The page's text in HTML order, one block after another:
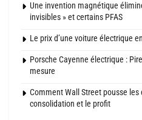
Une invention magnétique
invisibles » et certains PFAS
Le prix d’une voiture électrique
Porsche Cayenne électrique :
mesure
Comment Wall Street pousse les
consolidation et le profit